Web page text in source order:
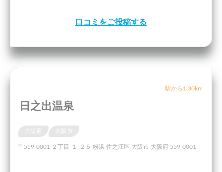
口コミをご投稿する
駅から1.30km
日之出温泉
〒559-0001 ２丁目-１-２５ 粉浜 住之江区 大阪市 大阪府 559-0001